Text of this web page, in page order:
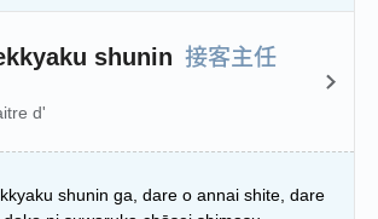
shunin 接客主任
d'
shunin ga, dare o annai shite, dare